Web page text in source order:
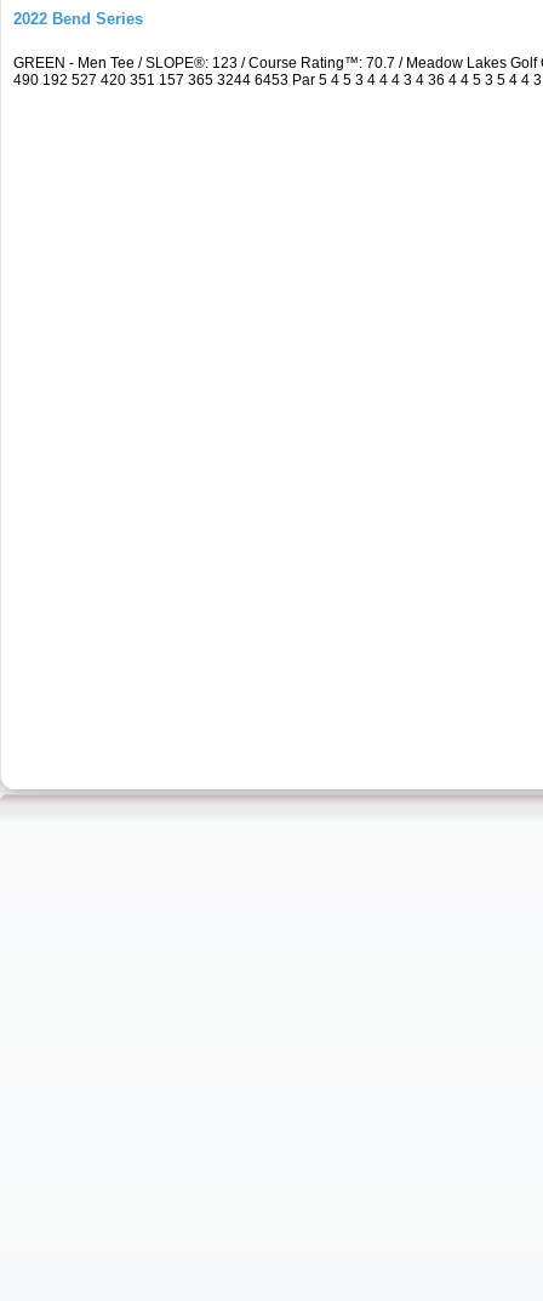
2022 Bend Series
GREEN - Men Tee / SLOPE®: 123 / Course Rating™: 70.7 / Meadow Lakes
490 192 527 420 351 157 365 3244 6453 Par 5 4 5 3 4 4 4 3 4 36 4 4 5 3 5 4 4